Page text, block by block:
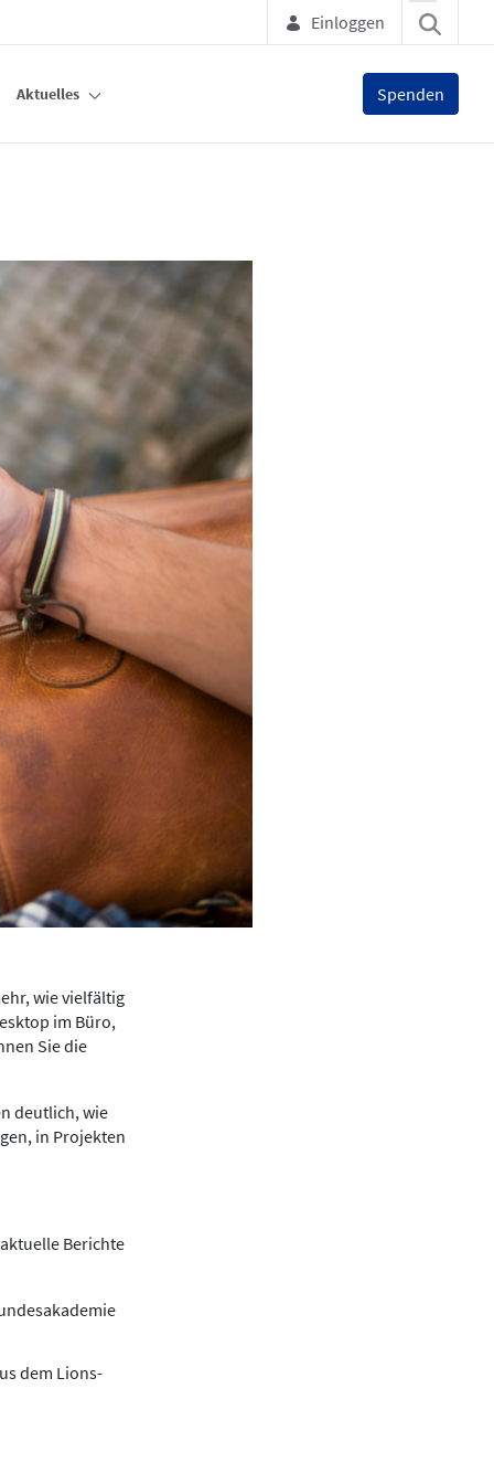
Einloggen
Aktuelles Spenden
wie vielfältig
im Büro,
Sie die
deutlich, wie
in Projekten
Berichte
dem Lions-